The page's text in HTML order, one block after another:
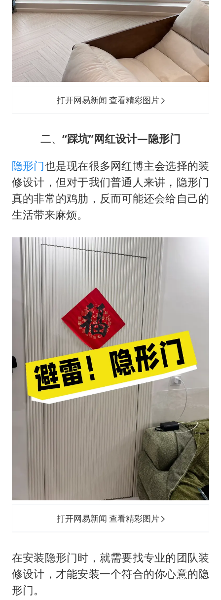
打开网易新闻 查看精彩图片
二、 “踩坑”网红设计—隐形门
隐形门也是现在很多网红博主会选择的装
修设计，但对于我们普通人来讲，隐形门
真的非常的鸡肋，反而可能还会给自己的
生活带来麻烦。
打开网易新闻 查看精彩图片
在安装隐形门时，就需要找专业的团队装
修设计，才能安装一个符合的你心意的隐
形门。